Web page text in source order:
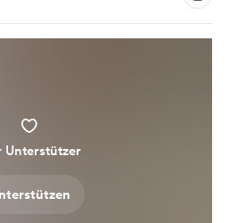
Unterstützer